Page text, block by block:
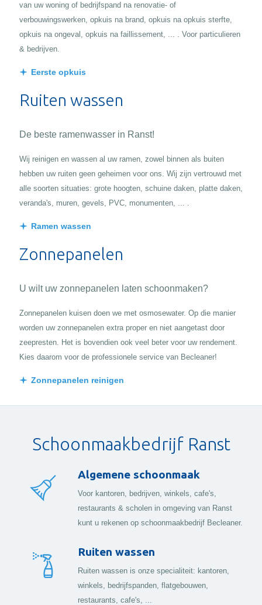
van uw woning of bedrijfspand na renovatie- of
verbouwingswerken, opkuis na brand, opkuis na opkuis sterfte,
opkuis na ongeval, opkuis na faillissement, ... . Voor particulieren
& bedrijven.
Eerste opkuis
Ruiten wassen
De beste ramenwasser in Ranst!
Wij reinigen en wassen al uw ramen, zowel binnen als buiten
hebben uw ruiten geen geheimen voor ons. Wij zijn vertrouwd met
alle soorten situaties: grote hoogten, schuine daken, platte daken,
veranda's, muren, gevels, PVC, monumenten, ... .
Ramen wassen
Zonnepanelen
U wilt uw zonnepanelen laten schoonmaken?
Zonnepanelen kuisen doen we met osmosewater. Op die manier
worden uw zonnepanelen extra proper en niet aangetast door
zeepresten. Het is bovendien ook veel beter voor uw rendement.
Kies daarom voor de professionele service van Becleaner!
Zonnepanelen reinigen
Schoonmaakbedrijf Ranst
Algemene schoonmaak
Voor kantoren, bedrijven, winkels, cafe's,
restaurants & scholen in omgeving van Ranst
kunt u rekenen op schoonmaakbedrijf Becleaner.
Ruiten wassen
Ruiten wassen is onze specialiteit: kantoren,
winkels, bedrijfspanden, flatgebouwen,
restaurants, cafe's, ...